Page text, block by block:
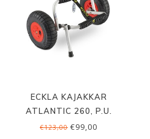
ECKLA KAJAKKAR
ATLANTIC 260, P.U.
€123,00 €99,00